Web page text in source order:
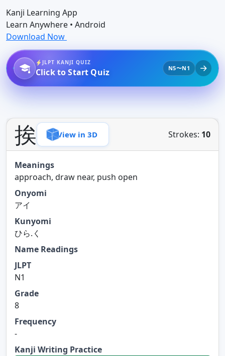
Kanji Learning App
Learn Anywhere • Android
Download Now
JLPT KANJI QUIZ
Click to Start Quiz N5〜N1
挨 View in 3D Strokes: 10
Meanings
approach, draw near, push open
Onyomi
アイ
Kunyomi
ひら.く
Name Readings
JLPT
N1
Grade
8
Frequency
-
Kanji Writing Practice